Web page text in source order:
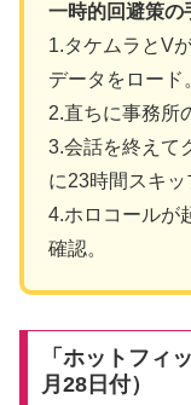
一時的回避策の
1.タケムラとV
データをロード
2.直ちに事務所
3.会話を終えて
に23時間スキッ
4.ホロコールが
確認。
「ホットフィ
月28日付）